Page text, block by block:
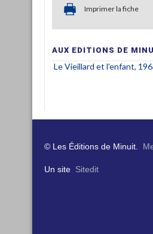
Imprimer la fiche
AUX EDITIONS DE
Le Vieillard et l'enfant,
© Les Éditions de Minuit.
Un site Sitedit